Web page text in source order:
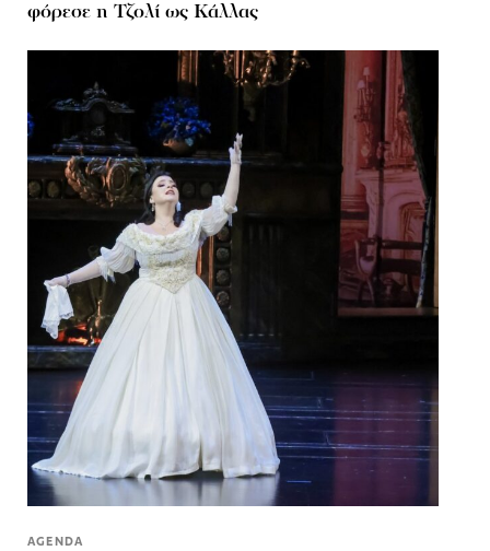
φόρεσε η Τζολί ως Κάλλας
AGENDA